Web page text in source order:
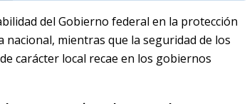
del Gobierno federal en la protección
nacional, mientras que la seguridad de los
carácter local recae en los gobiernos